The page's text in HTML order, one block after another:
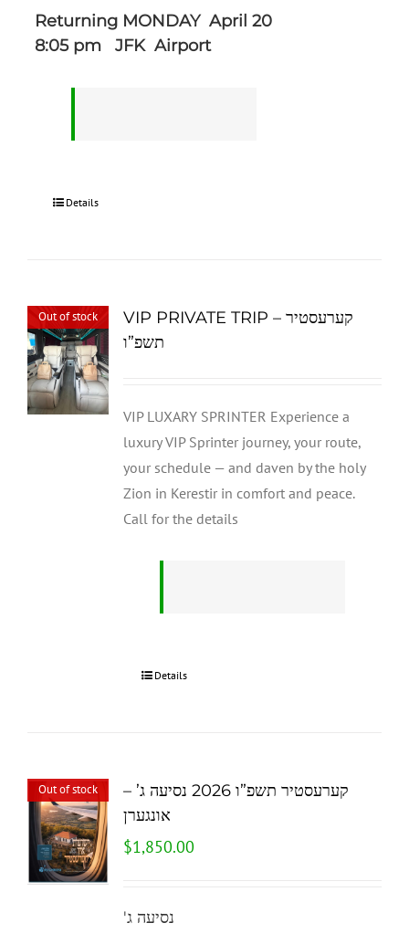
Returning MONDAY April 20
8:05 pm JFK Airport
Details
Out of stock
VIP PRIVATE TRIP – קערעסטיר
תשפ”ו
VIP LUXARY SPRINTER Experience a
luxury VIP Sprinter journey, your route,
your schedule — and daven by the holy
Zion in Kerestir in comfort and peace.
Call for the details
Details
Out of stock
קערעסטיר תשפ”ו 2026 נסיעה ג’ –
אונגערן
$1,850.00
'נסיעה ג